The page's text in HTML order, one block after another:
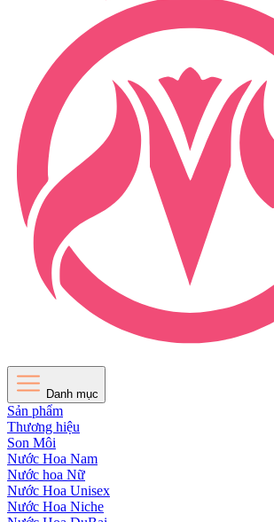
Danh mục
Sản phẩm
Thương hiệu
Son Môi
Nước Hoa Nam
Nước hoa Nữ
Nước Hoa Unisex
Nước Hoa Niche